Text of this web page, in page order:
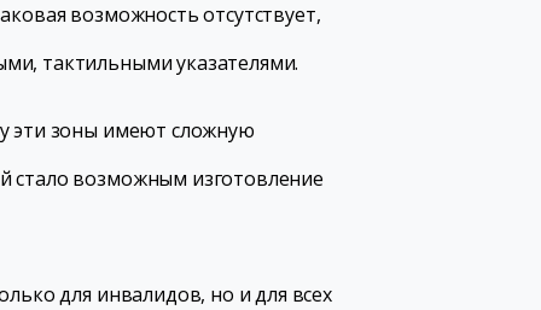
возможность отсутствует,
тактильными указателями.
эти зоны имеют сложную
стало возможным изготовление
для инвалидов, но и для всех